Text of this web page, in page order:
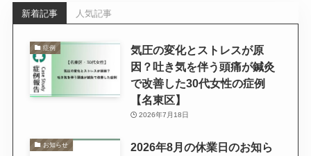
新着記事 人気記事
症例
気圧の変化とストレスが原
因？吐き気を伴う頭痛が鍼灸
で改善した30代女性の症例
【名東区】
2026年7月18日
お知らせ
2026年8月の休業日のお知ら